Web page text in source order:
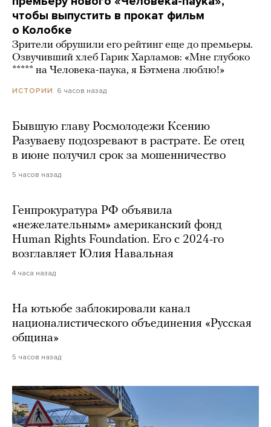
чтобы выпустить в прокат фильм
о Колобке
Зрители обрушили его рейтинг еще до премьеры.
Озвучивший хлеб Гарик Харламов: «Мне глубоко
***** на Человека-паука, я Бэтмена люблю!»
ИСТОРИИ 6 часов назад
Бывшую главу Росмолодежи Ксению
Разуваеву подозревают в растрате. Ее отец
в июне получил срок за мошенничество
5 часов назад
Генпрокуратура РФ объявила
«нежелательным» американский фонд
Human Rights Foundation. Его с 2024-го
возглавляет Юлия Навальная
4 часа назад
На ютьюбе заблокировали канал
националистического объединения «Русская
община»
5 часов назад